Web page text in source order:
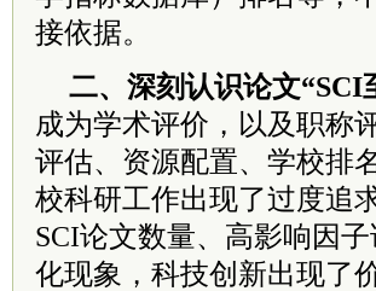
接依据。
二、深刻认识论文“SCI
成为学术评价，以及职称
评估、资源配置、学校排
校科研工作出现了过度追
SCI论文数量、高影响因
化现象，科技创新出现了